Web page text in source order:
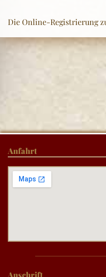
Die Online-Registrierung
Anfahrt